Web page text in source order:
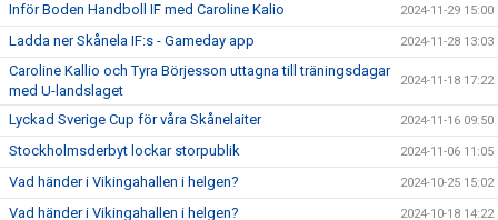
Inför Boden Handboll IF med Caroline Kalio 2024-11-29 15:00
Ladda ner Skånela IF:s - Gameday app 2024-11-28 13:03
Caroline Kallio och Tyra Börjesson uttagna till träningsdagar
med U-landslaget
2024-11-18 17:22
Lyckad Sverige Cup för våra Skånelaiter 2024-11-16 09:50
Stockholmsderbyt lockar storpublik 2024-11-06 11:05
Vad händer i Vikingahallen i helgen? 2024-10-25 15:02
Vad händer i Vikingahallen i helgen? 2024-10-18 14:22